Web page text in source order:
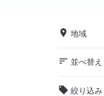
place 地域
sort 並べ替え
local_offer 絞り込み